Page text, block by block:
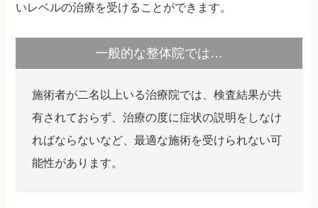
いレベルの治療を受けることができます。
一般的な整体院では…
施術者が二名以上いる治療院では、検査結果が共
有されておらず、治療の度に症状の説明をしなけ
ればならないなど、最適な施術を受けられない可
能性があります。